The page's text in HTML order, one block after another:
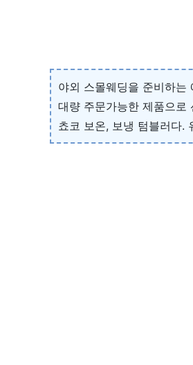
야외 스몰웨딩을 준비하는
대량 주문가능한 제품으로
쵸코 보온, 보냉 텀블러다.